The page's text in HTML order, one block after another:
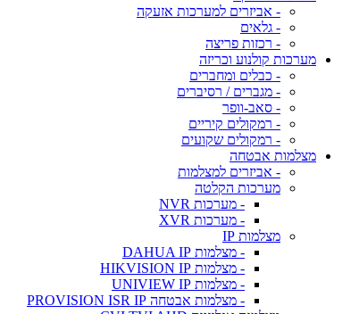
- אביזרים למערכות אזעקה
- גלאים
- רכזות פריצה
מערכות קולנוע וכריזה
- כבלים ומחברים
- מגברים / רסיברים
- סאב-וופר
- רמקולים קיריים
- רמקולים שקועים
מצלמות אבטחה
- אביזרים למצלמות
מערכות הקלטה
- מערכות NVR
- מערכות XVR
מצלמות IP
- מצלמות DAHUA IP
- מצלמות HIKVISION IP
- מצלמות UNIVIEW IP
- מצלמות אבטחה PROVISION ISR IP